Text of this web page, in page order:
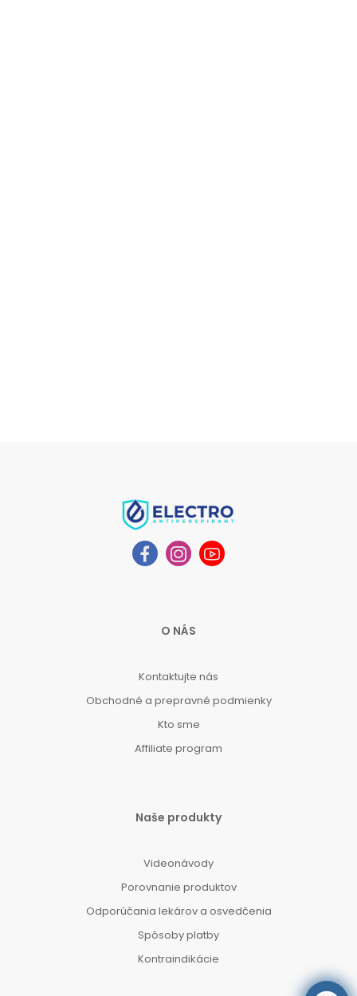
O NÁS
Kontaktujte nás
Obchodné a prepravné podmienky
Kto sme
Affiliate program
Naše produkty
Videonávody
Porovnanie produktov
Odporúčania lekárov a osvedčenia
Spôsoby platby
Kontraindikácie